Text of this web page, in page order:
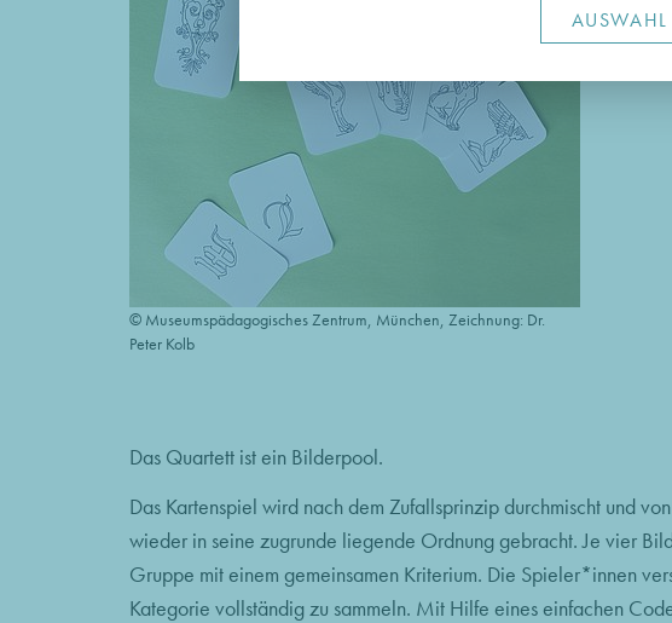
© Museumspädagogisches Zentrum, München, Zeichnung: Dr.
Peter Kolb
Das Quartett ist ein Bilderpool.
Das Kartenspiel wird nach dem Zufallsprinzip durchmischt und
wieder in seine zugrunde liegende Ordnung gebracht. Je vier
Gruppe mit einem gemeinsamen Kriterium. Die Spieler*innen
Kategorie vollständig zu sammeln. Mit Hilfe eines einfachen
AUSWAHL